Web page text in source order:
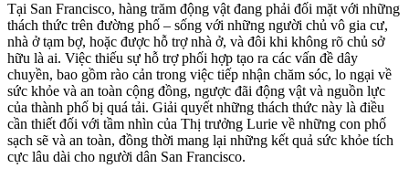
Tại San Francisco, hàng trăm động vật đang phải đối mặt với những
thách thức trên đường phố – sống với những người chủ vô gia cư,
nhà ở tạm bợ, hoặc được hỗ trợ nhà ở, và đôi khi không rõ chủ sở
hữu là ai. Việc thiếu sự hỗ trợ phối hợp tạo ra các vấn đề dây
chuyền, bao gồm rào cản trong việc tiếp nhận chăm sóc, lo ngại về
sức khỏe và an toàn cộng đồng, ngược đãi động vật và nguồn lực
của thành phố bị quá tải. Giải quyết những thách thức này là điều
cần thiết đối với tầm nhìn của Thị trưởng Lurie về những con phố
sạch sẽ và an toàn, đồng thời mang lại những kết quả sức khỏe tích
cực lâu dài cho người dân San Francisco.